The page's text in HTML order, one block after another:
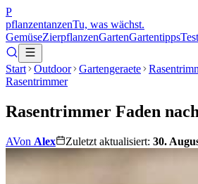
P
pflanzentanzenTu, was wächst.
GemüseZierpflanzenGartenGartentipps
Start Outdoor Gartengeraete
Rasentrimmer
Rasentrimmer Faden
AVon Alex Zuletzt aktualisiert: 30.